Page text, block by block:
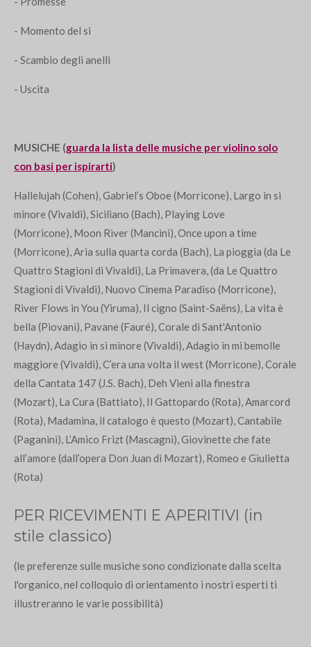
- Momento del si
- Scambio degli anelli
- Uscita
MUSICHE (guarda la lista delle musiche per violino solo
con basi per ispirarti)
Hallelujah (Cohen), Gabriel’s Oboe (Morricone), Largo in si
minore (Vivaldi), Siciliano (Bach), Playing Love
(Morricone), Moon River (Mancini), Once upon a time
(Morricone), Aria sulla quarta corda (Bach), La pioggia (da Le
Quattro Stagioni di Vivaldi), La Primavera, (da Le Quattro
Stagioni di Vivaldi), Nuovo Cinema Paradiso (Morricone),
River Flows in You (Yiruma), Il cigno (Saint-Saëns), La vita è
bella (Piovani), Pavane (Fauré), Corale di Sant'Antonio
(Haydn), Adagio in si minore (Vivaldi), Adagio in mi bemolle
maggiore (Vivaldi), C’era una volta il west (Morricone), Corale
della Cantata 147 (J.S. Bach), Deh Vieni alla finestra
(Mozart), La Cura (Battiato), Il Gattopardo (Rota), Amarcord
(Rota), Madamina, il catalogo è questo (Mozart), Cantabile
(Paganini) , L’Amico Frizt (Mascagni), Giovinette che fate
all’amore (dall’opera Don Juan di Mozart) , Romeo e Giulietta
(Rota)
PER RICEVIMENTI E APERITIVI (in
stile classico)
(le preferenze sulle musiche sono condizionate dalla scelta
l'organico, nel colloquio di orientamento i nostri esperti ti
illustreranno le varie possibilità)